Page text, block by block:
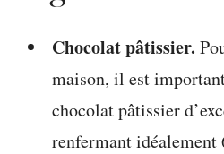
Chocolat pâtissier.
maison, il est
chocolat pâtissier
renfermant idéalement